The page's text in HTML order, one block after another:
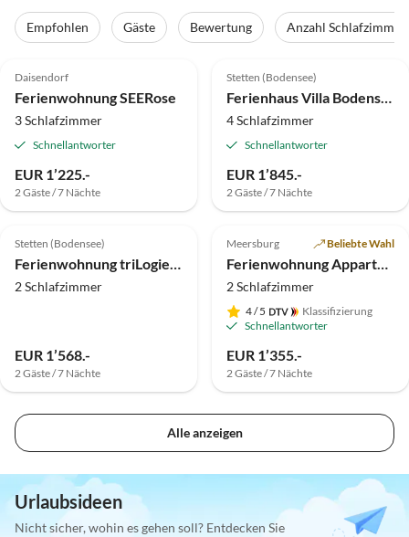
Empfohlen Gäste Bewertung
Anzahl Schlafzimmer
Daisendorf
Ferienwohnung SEERose
3 Schlafzimmer
Schnellantworter
EUR 1’225.-
2 Gäste / 7 Nächte
Auszeichnung 2025
Top-Inserat
Stetten (Bodensee)
Ferienhaus Villa Bodenseeblick
4 Schlafzimmer
Schnellantworter
EUR 1’845.-
2 Gäste / 7 Nächte
4.6 (2)
Stetten (Bodensee)
Ferienwohnung triLogie-Maulbeere
2 Schlafzimmer
EUR 1’568.-
2 Gäste / 7 Nächte
Top-Inserat
5.0 (1)
Meersburg Beliebte Wahl
Ferienwohnung Appartment Kränkel4
2 Schlafzimmer
4/ 5
Klassifizierung
Schnellantworter
EUR 1’355.-
2 Gäste / 7 Nächte
Alle anzeigen
Urlaubsideen
Nicht sicher, wohin es gehen soll? Entdecken Sie